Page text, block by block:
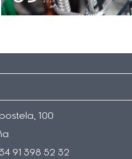
100
91 398 52 32